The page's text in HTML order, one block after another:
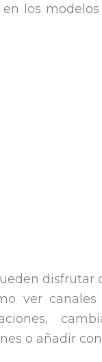
los
disfrutar
ver
o añadir